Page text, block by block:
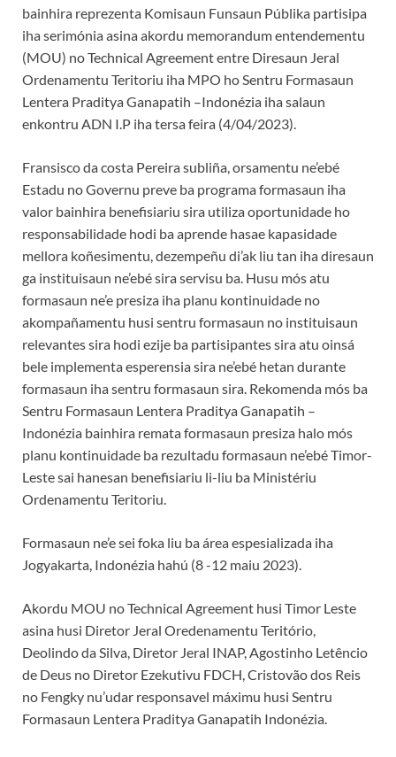
bainhira reprezenta Komisaun Funsaun Públika partisipa
iha serimónia asina akordu memorandum entendementu
(MOU) no Technical Agreement entre Diresaun Jeral
Ordenamentu Teritoriu iha MPO ho Sentru Formasaun
Lentera Praditya Ganapatih –Indonézia iha salaun
enkontru ADN I.P iha tersa feira (4/04/2023).
Fransisco da costa Pereira subliña, orsamentu ne’ebé
Estadu no Governu preve ba programa formasaun iha
valor bainhira benefisiariu sira utiliza oportunidade ho
responsabilidade hodi ba aprende hasae kapasidade
mellora koñesimentu, dezempeñu di’ak liu tan iha diresaun
ga instituisaun ne’ebé sira servisu ba. Husu mós atu
formasaun ne’e presiza iha planu kontinuidade no
akompañamentu husi sentru formasaun no instituisaun
relevantes sira hodi ezije ba partisipantes sira atu oinsá
bele implementa esperensia sira ne’ebé hetan durante
formasaun iha sentru formasaun sira. Rekomenda mós ba
Sentru Formasaun Lentera Praditya Ganapatih –
Indonézia bainhira remata formasaun presiza halo mós
planu kontinuidade ba rezultadu formasaun ne’ebé Timor-
Leste sai hanesan benefisiariu li-liu ba Ministériu
Ordenamentu Teritoriu.
Formasaun ne’e sei foka liu ba área espesializada iha
Jogyakarta, Indonézia hahú (8 -12 maiu 2023).
Akordu MOU no Technical Agreement husi Timor Leste
asina husi Diretor Jeral Oredenamentu Teritório,
Deolindo da Silva, Diretor Jeral INAP, Agostinho Letêncio
de Deus no Diretor Ezekutivu FDCH, Cristovão dos Reis
no Fengky nu’udar responsavel máximu husi Sentru
Formasaun Lentera Praditya Ganapatih Indonézia.